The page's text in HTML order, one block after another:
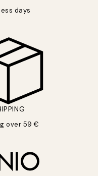
days
over 59 €